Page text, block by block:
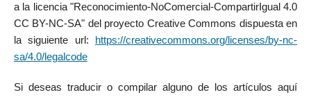
a la licencia "Reconocimiento-NoComercial-CompartirIgual 4.0
CC BY-NC-SA" del proyecto Creative Commons dispuesta en
la siguiente url:
https://creativecommons.org/licenses/by-nc-
sa/4.0/legalcode
Si deseas traducir o compilar alguno de los artículos aquí